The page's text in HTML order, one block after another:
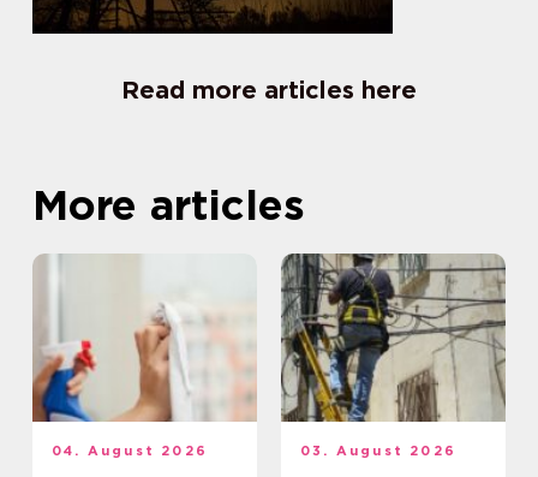
Read more articles here
More articles
04. August 2026 03. August 2026